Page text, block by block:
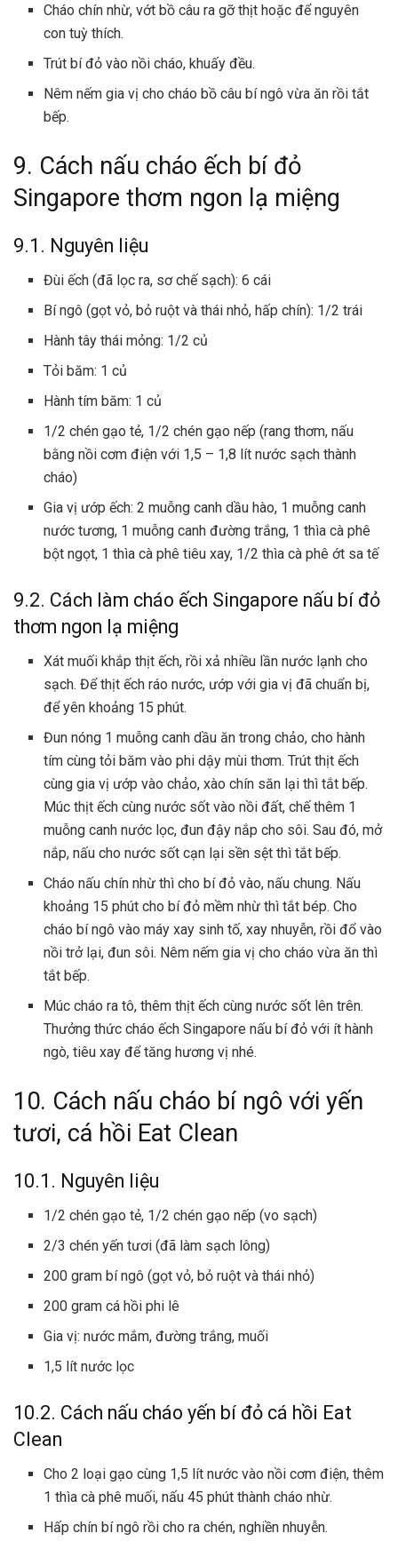
Cháo chín nhừ, vớt bồ câu ra gỡ thịt hoặc để nguyên
con tuỳ thích.
Trút bí đỏ vào nồi cháo, khuấy đều.
Nêm nếm gia vị chocháo bồ câu bí ngô vừa ăn rồi tắt
bếp.
9. Cách nấu cháo ếch bí đỏ
Singapore thơm ngon lạ miệng
9.1. Nguyên liệu
Đùi ếch (đã lọc ra, sơ chế sạch): 6 cái
Bí ngô (gọt vỏ, bỏ ruột và thái nhỏ, hấp chín): 1/2 trái
Hành tây thái mỏng: 1/2 củ
Tỏi băm: 1 củ
Hành tím băm: 1 củ
1/2 chén gạo tẻ, 1/2 chén gạo nếp (rang thơm, nấu
bằng nồi cơm điện với 1,5 – 1,8 lít nước sạch thành
cháo)
Gia vị ướp ếch: 2 muỗng canh dầu hào, 1 muỗng canh
nước tương, 1 muỗng canh đường trắng, 1 thìa cà phê
bột ngọt, 1 thìa cà phê tiêu xay, 1/2 thìa cà phêớt sa tế
9.2. Cách làm cháo ếch Singapore nấu bí đỏ
thơm ngon lạ miệng
Xát muối khắp thịt ếch, rồi xả nhiều lần nước lạnh cho
sạch. Để thịt ếch ráo nước, ướp với gia vị đã chuẩn bị,
để yên khoảng 15 phút.
Đun nóng 1 muỗng canh dầu ăn trong chảo, cho hành
tím cùng tỏi băm vào phi dậy mùi thơm. Trút thịt ếch
cùng gia vị ướp vào chảo, xào chín săn lại thì tắt bếp.
Múc thịt ếch cùng nước sốt vào nồi đất, chế thêm 1
muỗng canh nước lọc, đun đậy nắp cho sôi. Sau đó, mở
nắp, nấu cho nước sốt cạn lại sền sệt thì tắt bếp.
Cháo nấu chín nhừ thì cho bí đỏ vào, nấu chung. Nấu
khoảng 15 phút cho bí đỏ mềm nhừ thì tắt bép. Cho
cháo bí ngô vào máy xay sinh tố, xay nhuyễn, rồi đổ vào
nồi trở lại, đun sôi. Nêm nếm gia vị cho cháo vừa ăn thì
tắt bếp.
Múc cháo ra tô, thêm thịt ếch cùng nước sốt lên trên.
Thưởng thứccháo ếch Singapore nấu bí đỏ với ít hành
ngò, tiêu xay để tăng hương vị nhé.
10. Cách nấu cháo bí ngô với yến
tươi, cá hồi Eat Clean
10.1. Nguyên liệu
1/2 chén gạo tẻ, 1/2 chén gạo nếp (vo sạch)
2/3 chén yến tươi (đã làm sạch lông)
200 gram bí ngô (gọt vỏ, bỏ ruột và thái nhỏ)
200 gram cá hồi phi lê
Gia vị: nước mắm, đường trắng, muối
1,5 lít nước lọc
10.2. Cách nấu cháo yến bí đỏ cá hồi Eat
Clean
Cho 2 loại gạo cùng 1,5 lít nước vào nồi cơm điện, thêm
1 thìa cà phê muối, nấu 45 phút thành cháo nhừ.
Hấp chín bí ngô rồi cho ra chén, nghiền nhuyễn.